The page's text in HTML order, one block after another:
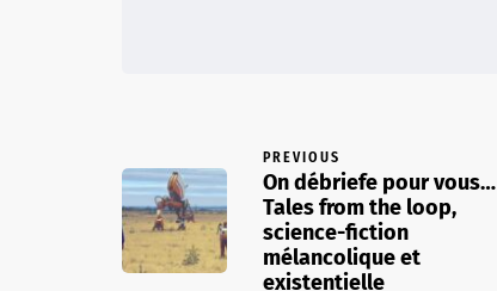
PREVIOUS
On débriefe pour vous…
Tales from the loop,
science-fiction
mélancolique et
existentielle